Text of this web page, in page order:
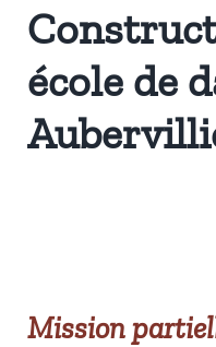
école de
Mission